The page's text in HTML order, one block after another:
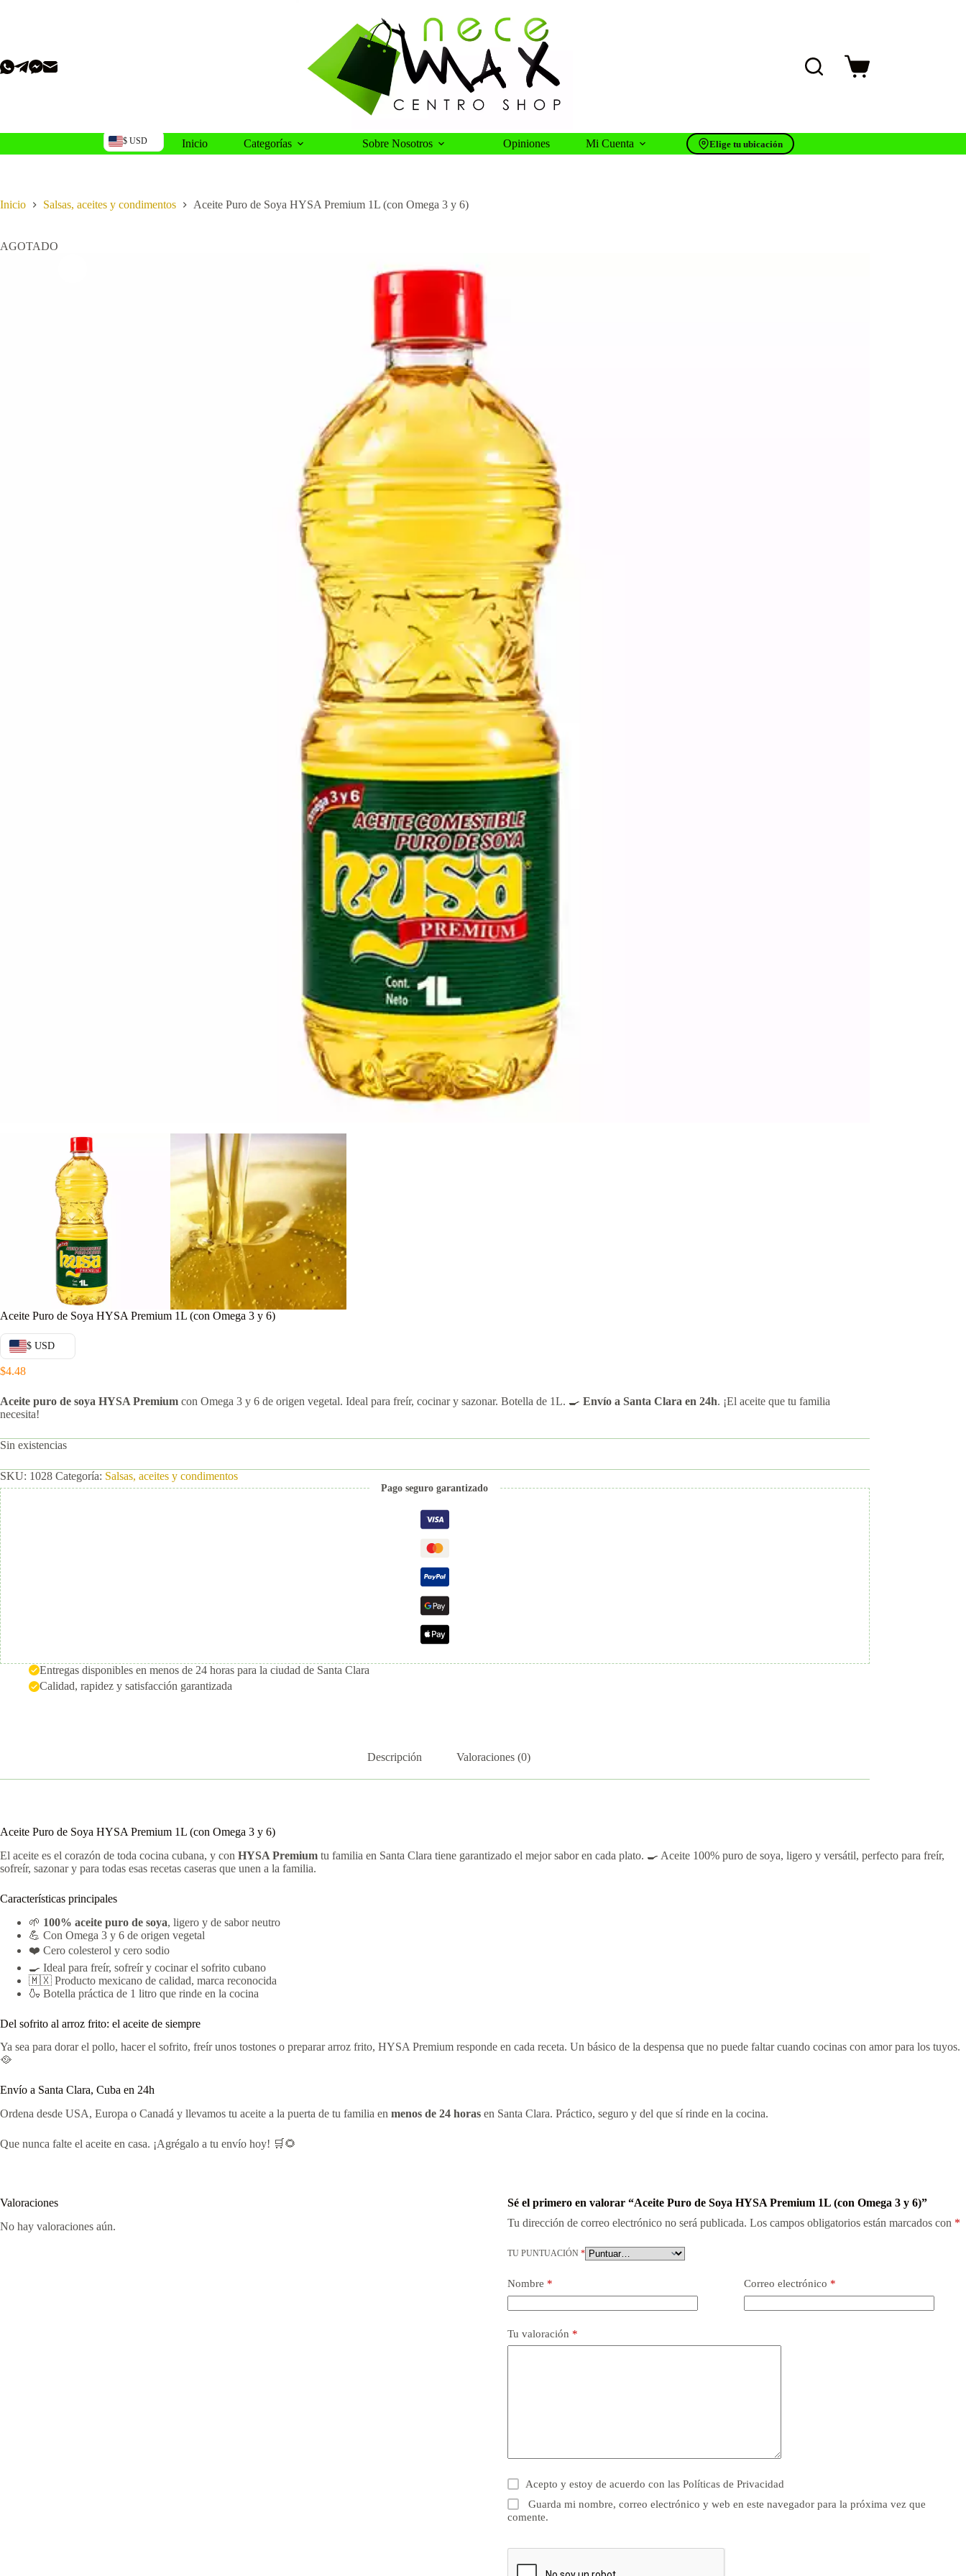
Carro
$ USD Inicio Categorías Sobre Nosotros Opiniones Mi Cuenta Elige tu ubicación
Inicio Salsas, aceites y condimentos Aceite Puro de Soya HYSA Premium 1L (con Omega 3 y 6)
AGOTADO
Aceite Puro de Soya HYSA Premium 1L (con Omega 3 y 6)
$ USD
$4.48
Aceite puro de soya HYSA Premium con Omega 3 y 6 de origen vegetal. Ideal para freír, cocinar y sazonar. Botella de 1L. 🍳 Envío a Santa Clara en 24h. ¡El aceite que tu familia
necesita!
Sin existencias
SKU: 1028 Categoría: Salsas, aceites y condimentos
Pago seguro garantizado
Entregas disponibles en menos de 24 horas para la ciudad de Santa Clara
Calidad, rapidez y satisfacción garantizada
Descripción Valoraciones (0)
Aceite Puro de Soya HYSA Premium 1L (con Omega 3 y 6)
El aceite es el corazón de toda cocina cubana, y con HYSA Premium tu familia en Santa Clara tiene garantizado el mejor sabor en cada plato. 🍳 Aceite 100% puro de soya, ligero y versátil, perfecto para freír,
sofreír, sazonar y para todas esas recetas caseras que unen a la familia.
Características principales
🌱 100% aceite puro de soya, ligero y de sabor neutro
💪 Con Omega 3 y 6 de origen vegetal
❤️ Cero colesterol y cero sodio
🍳 Ideal para freír, sofreír y cocinar el sofrito cubano
🇲🇽 Producto mexicano de calidad, marca reconocida
🍶 Botella práctica de 1 litro que rinde en la cocina
Del sofrito al arroz frito: el aceite de siempre
Ya sea para dorar el pollo, hacer el sofrito, freír unos tostones o preparar arroz frito, HYSA Premium responde en cada receta. Un básico de la despensa que no puede faltar cuando cocinas con amor para los tuyos.
🥘
Envío a Santa Clara, Cuba en 24h
Ordena desde USA, Europa o Canadá y llevamos tu aceite a la puerta de tu familia en menos de 24 horas en Santa Clara. Práctico, seguro y del que sí rinde en la cocina.
Que nunca falte el aceite en casa. ¡Agrégalo a tu envío hoy! 🛒🌻
Valoraciones
No hay valoraciones aún.
Sé el primero en valorar “Aceite Puro de Soya HYSA Premium 1L (con Omega 3 y 6)”
Tu dirección de correo electrónico no será publicada. Los campos obligatorios están marcados con *
TU PUNTUACIÓN *
Nombre * Correo electrónico *
Tu valoración *
Acepto y estoy de acuerdo con las Políticas de Privacidad
Guarda mi nombre, correo electrónico y web en este navegador para la próxima vez que
comente.